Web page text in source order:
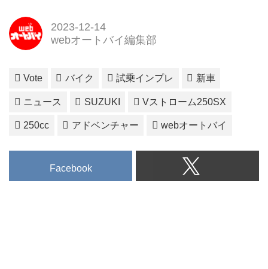
2023-12-14
webオートバイ編集部
Vote バイク 試乗インプレ 新車
ニュース SUZUKI Vストローム250SX
250cc アドベンチャー webオートバイ
Facebook